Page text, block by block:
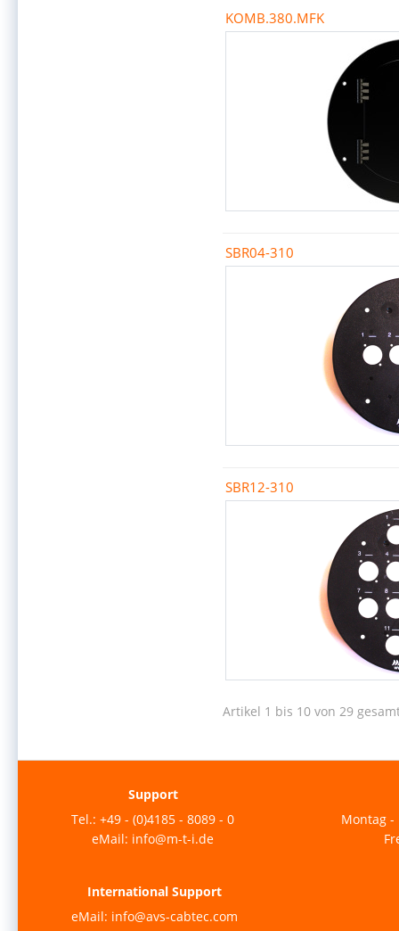
KOMB.380.MFK
SBR04-310
SBR12-310
Artikel 1 bis 10 von 29
Support
Tel.: +49 - (0)4185 - 8089 - 0
eMail: info@m-t-i.de
Montag -
International Support
eMail: info@avs-cabtec.com